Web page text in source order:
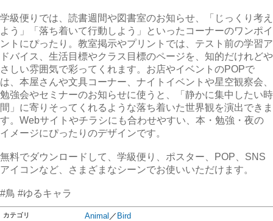
学級便りでは、読書週間や図書室のお知らせ、「じっくり考え
よう」「落ち着いて行動しよう」といったコーナーのワンポイ
ントにぴったり。教室掲示やプリントでは、テスト前の学習ア
ドバイス、生活目標やクラス目標のページを、知的だけれどや
さしい雰囲気で彩ってくれます。お店やイベントのPOPで
は、本屋さんや文具コーナー、ナイトイベントや星空観察会、
勉強会やセミナーのお知らせに使うと、「静かに集中したい時
間」に寄りそってくれるような落ち着いた世界観を演出できま
す。Webサイトやチラシにも合わせやすい、本・勉強・夜の
イメージにぴったりのデザインです。
無料でダウンロードして、学級便り、ポスター、POP、SNS
アイコンなど、さまざまなシーンでお使いいただけます。
#鳥 #ゆるキャラ
カテゴリ Animal ／ Bird